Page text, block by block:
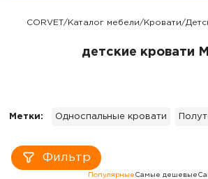
CORVET/Каталог мебели/Кровати/
детские кровати
Метки: Односпальные кровати
Фильтр
Популярные Самые дешевые